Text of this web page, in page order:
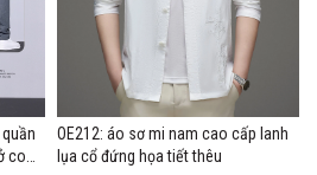
co
OE212: áo sơ mi nam cao cấp lanh
lụa cổ đứng họa tiết thêu